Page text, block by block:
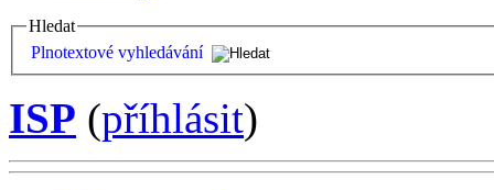
Hledat
Plnotextové vyhledávání
ISP (příhlásit)